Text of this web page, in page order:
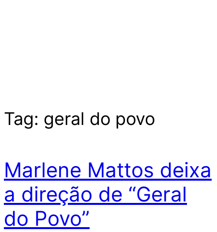
Tag: geral do povo
Marlene Mattos deixa
a direção de “Geral
do Povo”